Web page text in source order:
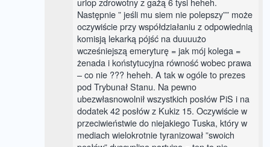
Następnie ” jeśli mu siem nie polepszy”” może
oczywiście przy współdziałaniu z odpowiednią
komisją lekarką pójść na duuuużo
wcześniejszą emeryturę = jak mój kolega =
żenada i koństytucyjna równość wobec prawa
– co nie ??? heheh. A tak w ogóle to prezes
pod Trybunał Stanu. Na pewno
ubezwłasnowolnił wszystkich posłów PiS i na
dodatek 42 posłów z Kukiz 15. Oczywiście w
przeciwieństwie do niejakiego Tuska, który w
mediach wielokrotnie tyranizował ”swoich